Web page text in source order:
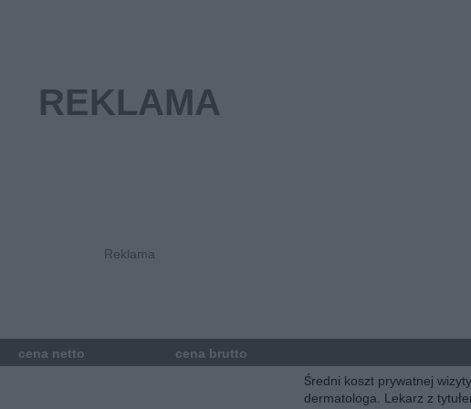
cena netto cena brutto
Średni koszt prywatnej
dermatologa. Lekarz z